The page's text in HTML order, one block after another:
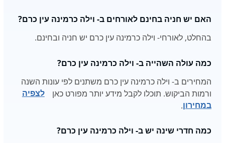
האם יש חניה בחינם לאורחים ב- וילה כרמינה עין כרם?
בהחלט, לאורחי- וילה כרמינה עין כרם יש חניה ובחינם.
כמה עולה השהייה ב- וילה כרמינה עין כרם?
המחירים ב- וילה כרמינה עין כרם משתנים לפי עונות השנה
ורמות הביקוש. תוכלו לקבל מידע יותר מפורט כאן
לצפיה
במחירון.
כמה חדרי שינה יש ב- וילה כרמינה עין כרם?